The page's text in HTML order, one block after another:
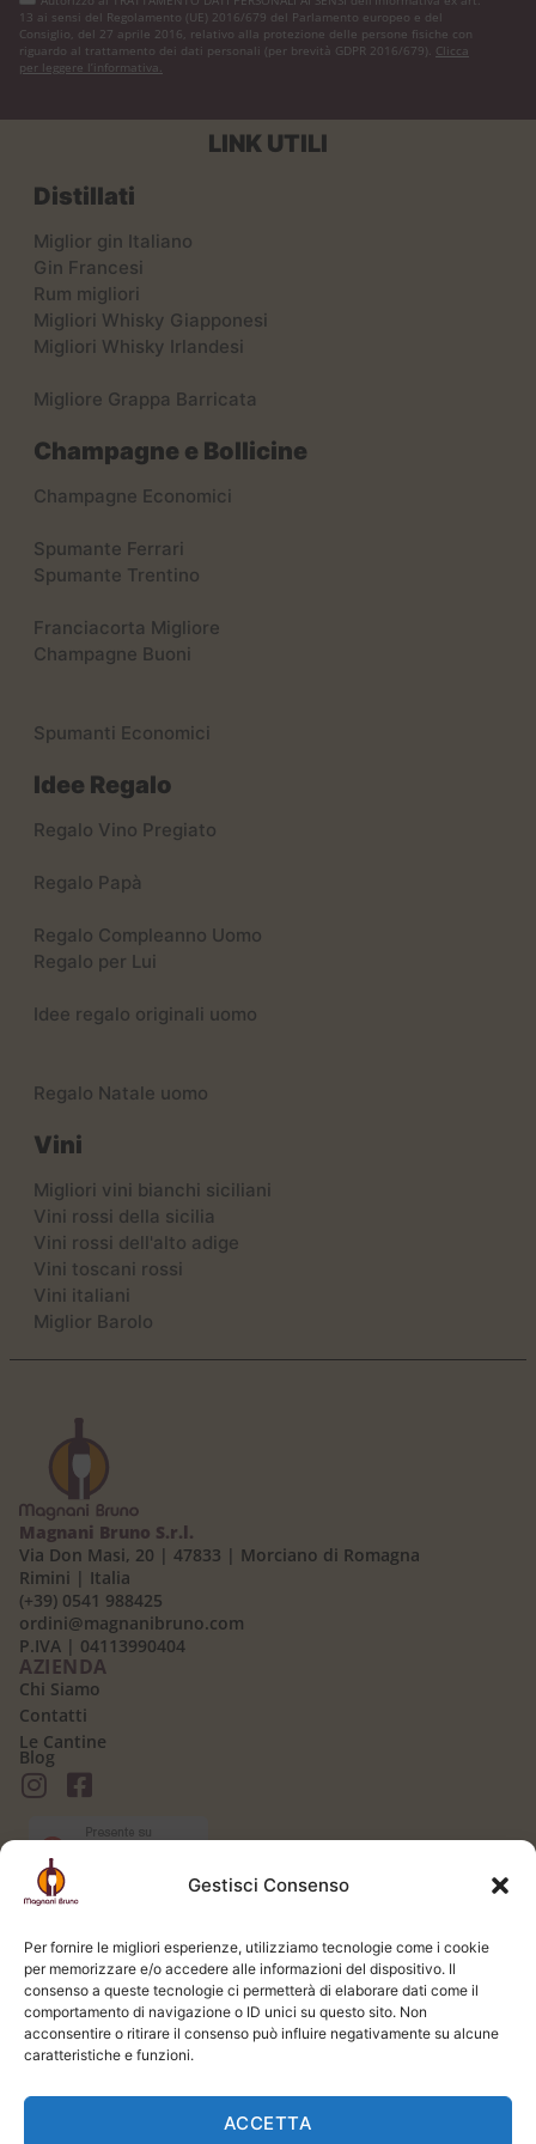
Gestisci Consenso
Per fornire le migliori esperienze, utilizziamo tecnologie come i cookie
per memorizzare e/o accedere alle informazioni del dispositivo. Il
consenso a queste tecnologie ci permetterà di elaborare dati come il
comportamento di navigazione o ID unici su questo sito. Non
acconsentire o ritirare il consenso può influire negativamente su alcune
caratteristiche e funzioni.
ACCETTA
13 ai sensi del Regolamento (UE) 2016/679 del Parlamento europeo e del
Consiglio, del 27 aprile 2016, relativo alla protezione delle persone fisiche con
riguardo al trattamento dei dati personali (per brevità GDPR 2016/679). Clicca
per leggere l’informativa.
LINK UTILI
Distillati
Miglior gin Italiano
Gin Francesi
Rum migliori
Migliori Whisky Giapponesi
Migliori Whisky Irlandesi
Migliore Grappa Barricata
Champagne e Bollicine
Champagne Economici
Spumante Ferrari
Spumante Trentino
Franciacorta Migliore
Champagne Buoni
Spumanti Economici
Idee Regalo
Regalo Vino Pregiato
Regalo Papà
Regalo Compleanno Uomo
Regalo per Lui
Idee regalo originali uomo
Regalo Natale uomo
Vini
Migliori vini bianchi siciliani
Vini rossi della sicilia
Vini rossi dell'alto adige
Vini toscani rossi
Vini italiani
Miglior Barolo
Magnani Bruno S.r.l.
Via Don Masi, 20 | 47833 | Morciano di Romagna
Rimini | Italia
(+39) 0541 988425
ordini@magnanibruno.com
P.IVA | 04113990404
AZIENDA
Chi Siamo
Contatti
Le Cantine
Blog
AREA CLIENTI
Login / Logout
Carrello
Registrati
Spedizione e Consegna
LEGALE
Privacy Policy